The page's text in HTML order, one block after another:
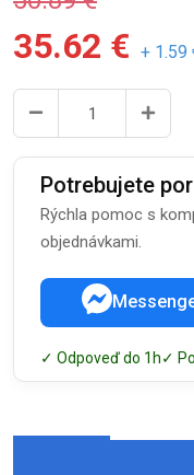
35.62 € + 1.59
Potrebujete
Rýchla pomoc s
objednávkami.
✓ Odpoveď do 1h✓